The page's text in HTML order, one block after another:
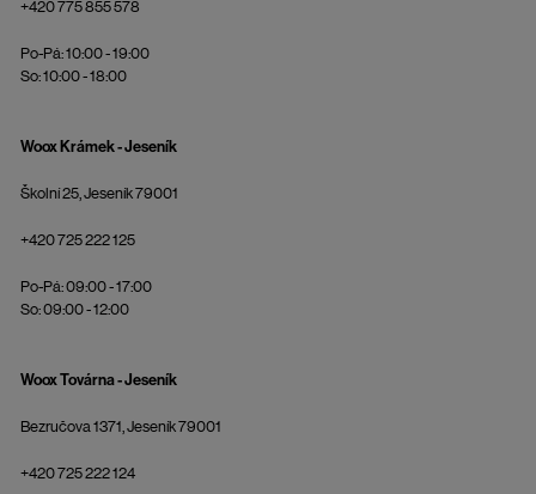
+420 775 855 578
Po-Pá: 10:00 - 19:00
So: 10:00 - 18:00
Woox Krámek - Jeseník
Školní 25, Jeseník 79001
+420 725 222 125
Po-Pá: 09:00 - 17:00
So: 09:00 - 12:00
Woox Továrna - Jeseník
Bezručova 1371, Jeseník 79001
+420 725 222 124